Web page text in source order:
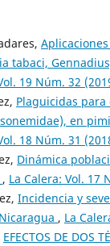
tabaci,
19 Núm. 32
Plaguicidas
en
18 Núm. 31
Dinámica
, La Calera: Vol. 17
Incidencia y
, La
EFECTOS DE DOS